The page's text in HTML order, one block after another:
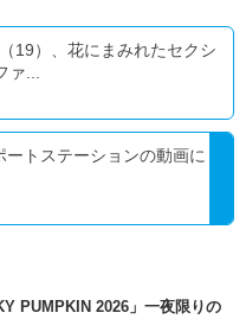
19）、花にまみれたセクシ
...
トステーションの動画に
PUMPKIN 2026」一夜限りの